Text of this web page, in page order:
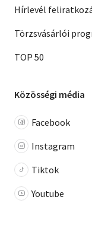
Hírlevél
Törzsvásárlói
TOP 50
Közösségi média
Facebook
Instagram
Tiktok
Youtube